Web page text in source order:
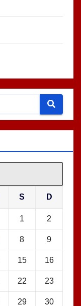
S D
1 2
8 9
15 16
22 23
29 30